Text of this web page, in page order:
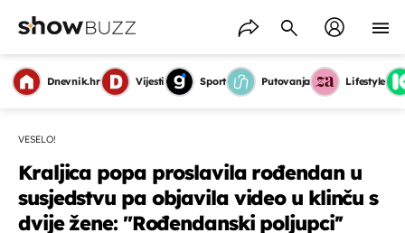
Dnevnik.hr Vijesti Sport Putovanja Lifestyle
VESELO!
Kraljica popa proslavila rođendan u
susjedstvu pa objavila video u klinču s
dvije žene: ''Rođendanski poljupci''